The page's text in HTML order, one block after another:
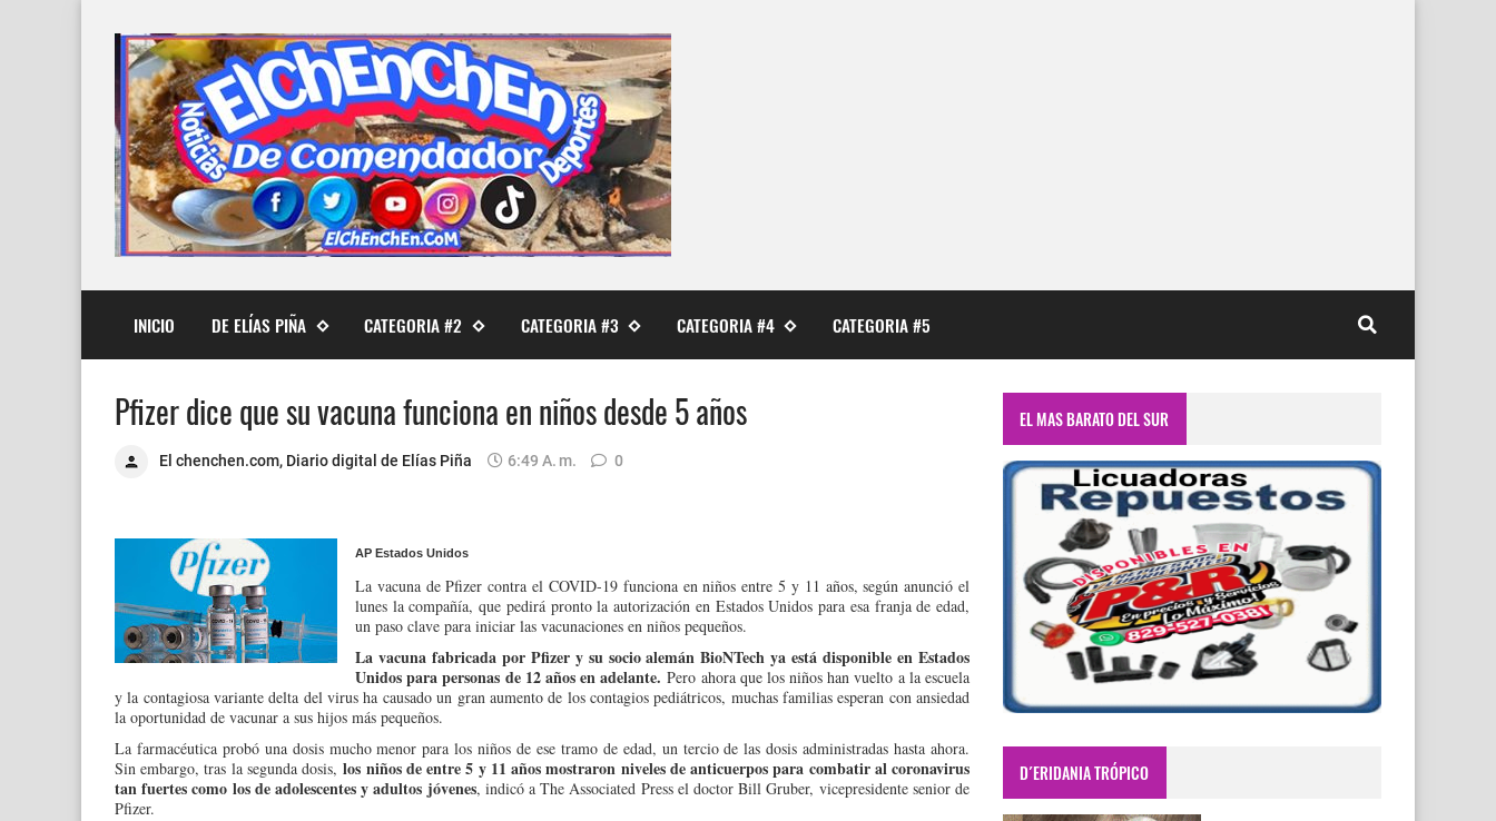
INICIO DE ELÍAS PIÑA CATEGORIA #2 CATEGORIA #3 CATEGORIA #4 CATEGORIA #5
Pfizer dice que su vacuna funciona en niños desde 5 años
El chenchen.com, Diario digital de Elías Piña 6:49 A. M. 0
AP Estados Unidos
La vacuna de Pfizer contra el COVID-19 funciona en niños entre 5 y 11 años, según anunció el
lunes la compañía, que pedirá pronto la autorización en Estados Unidos para esa franja de edad,
un paso clave para iniciar las vacunaciones en niños pequeños.
La vacuna fabricada por Pfizer y su socio alemán BioNTech ya está disponible en Estados
Unidos para personas de 12 años en adelante.Pero ahora que los niños han vuelto a la escuela
y la contagiosa variante delta del virus ha causado un gran aumento de los contagios pediátricos, muchas familias esperan con ansiedad
la oportunidad de vacunar a sus hijos más pequeños.
La farmacéutica probó una dosis mucho menor para los niños de ese tramo de edad, un tercio de las dosis administradas hasta ahora.
Sin embargo, tras la segunda dosis,los niños de entre 5 y 11 años mostraron niveles de anticuerpos para combatir al coronavirus
tan fuertes como los de adolescentes y adultos jóvenes, indicó a The Associated Press el doctor Bill Gruber, vicepresidente senior de
Pfizer.
EL MAS BARATO DEL SUR
D´ERIDANIA TRÓPICO